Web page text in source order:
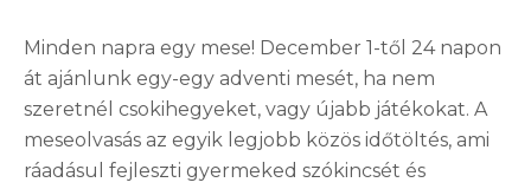
Minden napra egy mese! December 1-től 24 napon
át ajánlunk egy-egy adventi mesét, ha nem
szeretnél csokihegyeket, vagy újabb játékokat. A
meseolvasás az egyik legjobb közös időtöltés, ami
ráadásul fejleszti gyermeked szókincsét és